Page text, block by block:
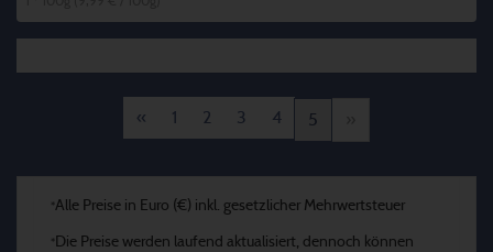
« 1 2 3 4 5
*Alle Preise in Euro (€) inkl. gesetzlicher Mehrwertsteuer
* Die Preise werden laufend aktualisiert, dennoch können